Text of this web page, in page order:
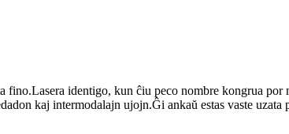
identigo, kun ĉiu peco nombre kongrua
kaj intermodalajn ujojn.Ĝi ankaŭ estas vaste uzata